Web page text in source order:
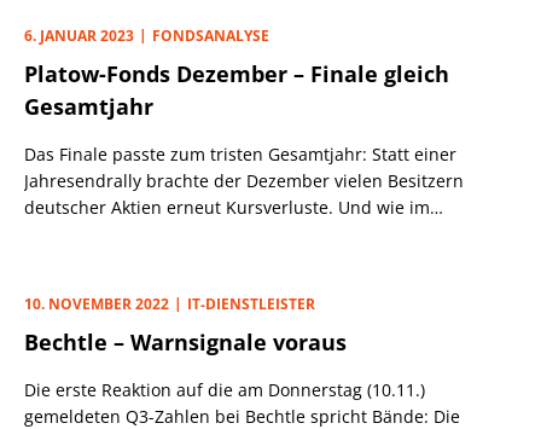
zurückzuführen ist, dass sich viele Investoren zum
Jahreswechsel zu einer Neupositionierung nach dem
ungewöhnlich schwachen Vorjahr entschlossen, kann weder
bewiesen noch widerlegt werden.
6. JANUAR 2023 FONDSANALYSE
Platow-Fonds Dezember – Finale gleich
Gesamtjahr
Das Finale passte zum tristen Gesamtjahr: Statt einer
Jahresendrally brachte der Dezember vielen Besitzern
deutscher Aktien erneut Kursverluste. Und wie im
hinter dem DAX ein.
10. NOVEMBER 2022 IT-DIENSTLEISTER
Bechtle – Warnsignale voraus
Die erste Reaktion auf die am Donnerstag (10.11.)
gemeldeten Q3-Zahlen bei Bechtle spricht Bände: Die